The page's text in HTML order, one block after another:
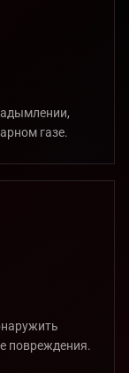
газе.
повреждения.